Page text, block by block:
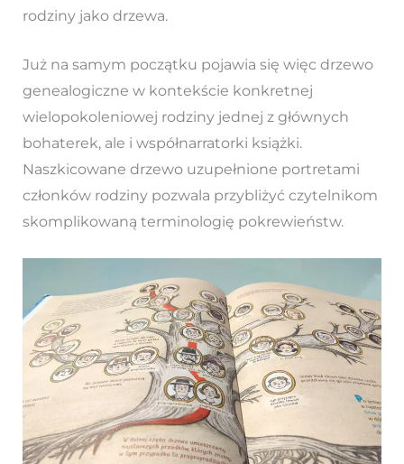
rodziny jako drzewa.
Już na samym początku pojawia się więc drzewo
genealogiczne w kontekście konkretnej
wielopokoleniowej rodziny jednej z głównych
bohaterek, ale i współnarratorki książki.
Naszkicowane drzewo uzupełnione portretami
członków rodziny pozwala przybliżyć czytelnikom
skomplikowaną terminologię pokrewieństw.